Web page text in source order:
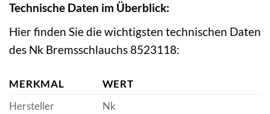
Technische Daten im Überblick:
Hier finden Sie die wichtigsten technischen Daten
des Nk Bremsschlauchs 8523118:
MERKMAL
WERT
Hersteller
Nk